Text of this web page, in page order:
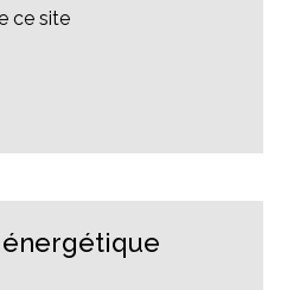
ce site
énergétique